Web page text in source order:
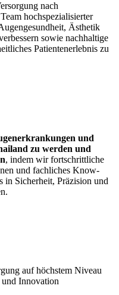
nach
hochspezialisierter
Ästhetik
sowie nachhaltige
Patientenerlebnis zu
und
zu werden und
, indem wir fortschrittliche
und fachliches Know-
in Sicherheit, Präzision und
auf höchstem Niveau
Innovation